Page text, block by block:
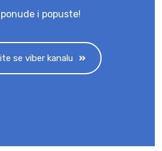
i popuste!
se viber kanalu